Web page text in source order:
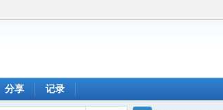
分享 记录